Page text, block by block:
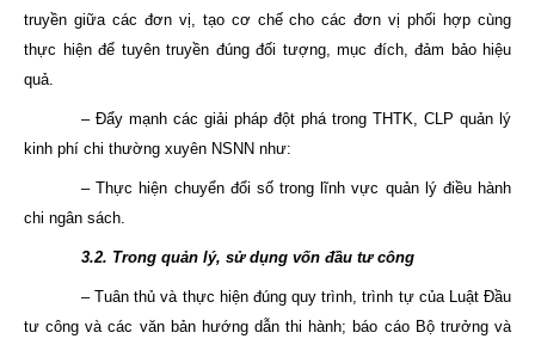
truyền giữa các đơn vị, tạo cơ chế cho các đơn vị phối hợp cùng
thực hiện để tuyên truyền đúng đối tượng, mục đích, đảm bảo hiệu
quả.
– Đẩy mạnh các giải pháp đột phá trong THTK, CLP quản lý
kinh phí chi thường xuyên NSNN như:
– Thực hiện chuyển đổi số trong lĩnh vực quản lý điều hành
chi ngân sách.
3.2. Trong quản lý, sử dụng vốn đầu tư công
– Tuân thủ và thực hiện đúng quy trình, trình tự của Luật Đầu
tư công và các văn bản hướng dẫn thi hành; báo cáo Bộ trưởng và